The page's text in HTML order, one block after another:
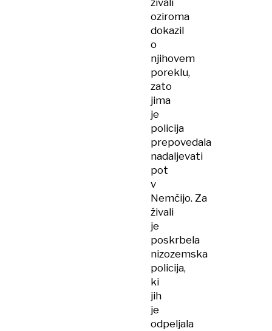
živali
oziroma
dokazil
o
njihovem
poreklu,
zato
jima
je
policija
prepovedala
nadaljevati
pot
v
Nemčijo. Za
živali
je
poskrbela
nizozemska
policija,
ki
jih
je
odpeljala